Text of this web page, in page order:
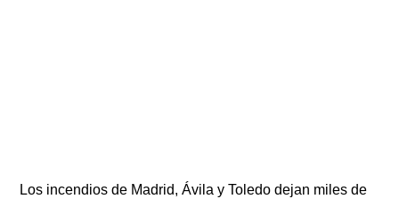
Los incendios de Madrid, Ávila y Toledo dejan miles de